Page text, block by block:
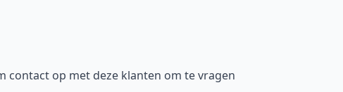
contact op met deze klanten om te vragen